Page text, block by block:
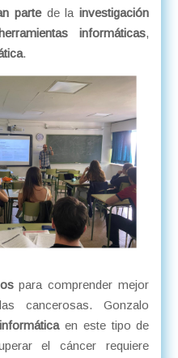
partede lainvestigación
herramientas informáticas,
.
para comprender mejor
cancerosas. Gonzalo
en este tipo de
el cáncer requiere